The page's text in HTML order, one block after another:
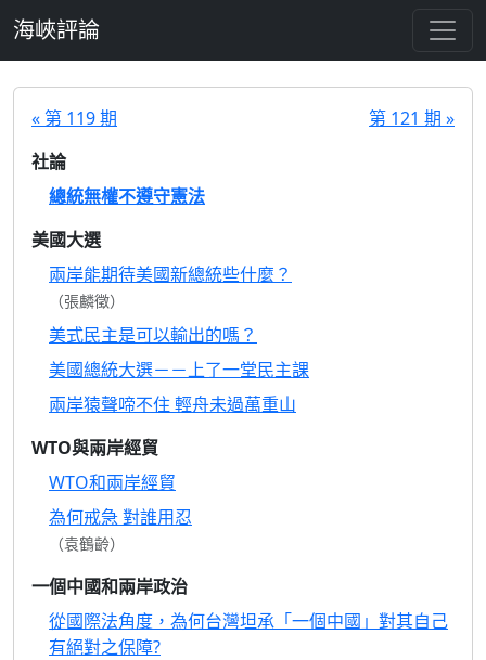
海峽評論
« 第 119 期
第 121 期 »
社論
總統無權不遵守憲法
美國大選
兩岸能期待美國新總統些什麼？
（張麟徵）
美式民主是可以輸出的嗎？
美國總統大選－－上了一堂民主課
兩岸猿聲啼不住 輕舟未過萬重山
WTO與兩岸經貿
WTO和兩岸經貿
為何戒急 對誰用忍
（袁鶴齡）
一個中國和兩岸政治
從國際法角度，為何台灣坦承「一個中國」對其自己
有絕對之保障?